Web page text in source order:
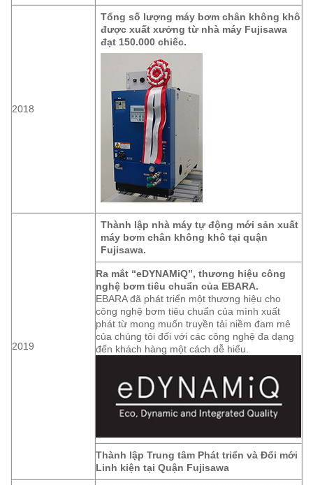
2018
Tổng số lượng máy bơm chân không khô
được xuất xưởng từ nhà máy Fujisawa
đạt 150.000 chiếc.
2019
Thành lập nhà máy tự động mới sản xuất
máy bơm chân không khô tại quận
Fujisawa.
Ra mắt “eDYNAMiQ”, thương hiệu công
nghệ bơm tiêu chuẩn của EBARA.
EBARA đã phát triển một thương hiệu cho
công nghệ bơm tiêu chuẩn của mình xuất
phát từ mong muốn truyền tải niềm đam mê
của chúng tôi đối với các công nghệ đa dạng
đến khách hàng một cách dễ hiểu.
Thành lập Trung tâm Phát triển và Đổi mới
Linh kiện tại Quận Fujisawa